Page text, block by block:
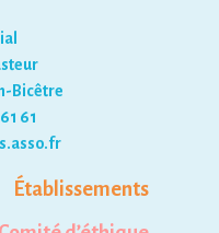
Bicêtre
61
Établissements